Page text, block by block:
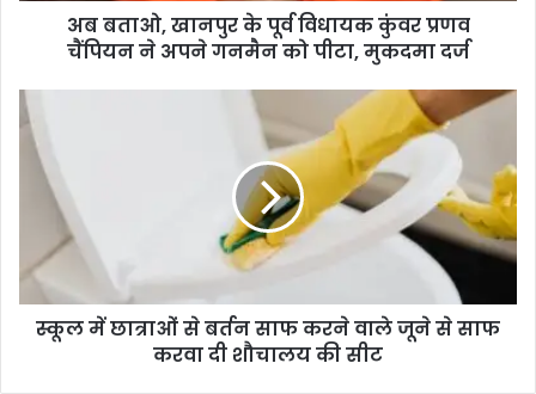
अब बताओ, खानपुर के पूर्व विधायक कुंवर प्रणव
चैंपियन ने अपने गनमैन को पीटा, मुकदमा दर्ज
स्कूल में छात्राओं से बर्तन साफ करने वाले जूने से साफ
करवा दी शौचालय की सीट